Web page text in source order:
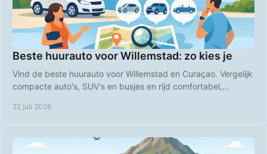
Beste huurauto voor Willemstad: zo kies je
Vind de beste huurauto voor Willemstad en Curaçao. Vergelijk
compacte auto's, SUV's en busjes en rijd comfortabel,
22 juli 2026